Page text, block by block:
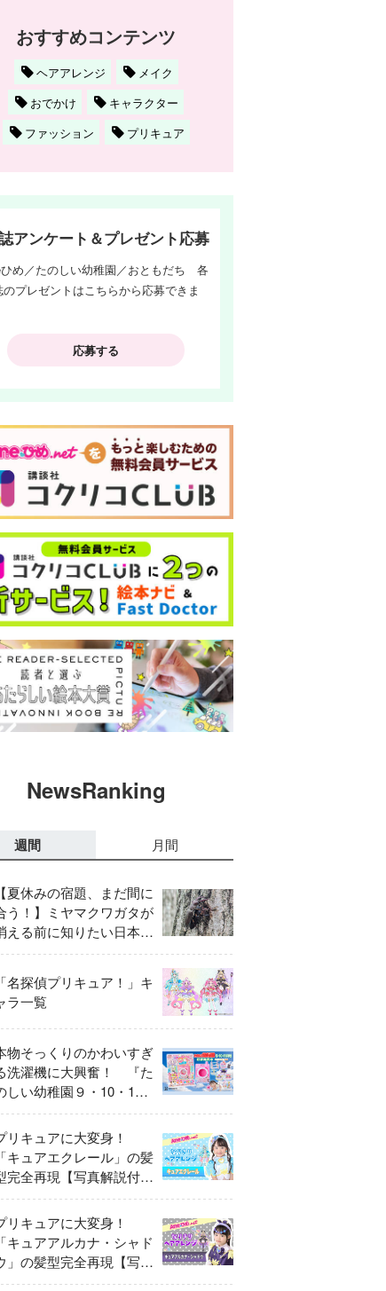
おすすめコンテンツ
ヘアアレンジ
メイク
おでかけ
キャラクター
ファッション
プリキュア
アンケート＆プレゼント応募
め／たのしい幼稚園／おともだち 各
のプレゼントはこちらから応募できま
応募する
NewsRanking
週間 月間
【夏休みの宿題、まだ間に
う！】ミヤマクワガタが
える前に知りたい日本の
変
「名探偵プリキュア！」キ
ラ一覧
物そっくりのかわいすぎ
洗濯機に大興奮！ 『た
しい幼稚園９・10・11
号』だけのオリジナル付
「プリキュア くるくる
んたくき」
リキュアに大変身！
「キュアエクレール」の髪
完全再現【写真解説付
】
リキュアに大変身！
「キュアアルカナ・シャド
」の髪型完全再現【写真
説付き】